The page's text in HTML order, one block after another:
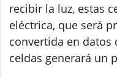
recibir la luz, estas
eléctrica, que será
convertida en datos
celdas generará un